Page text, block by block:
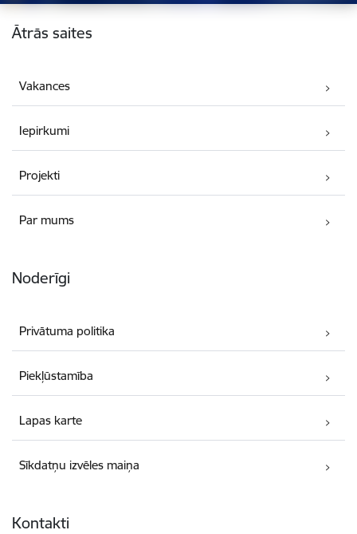
Kājene
Ātrās saites
Vakances
Iepirkumi
Projekti
Par mums
Noderīgi
Privātuma politika
Piekļūstamība
Lapas karte
Sīkdatņu izvēles maiņa
Kontakti